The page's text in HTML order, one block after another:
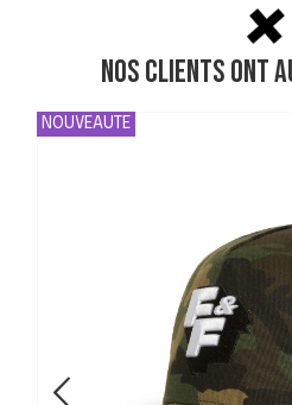
Nos clients ont
NOUVEAUTE